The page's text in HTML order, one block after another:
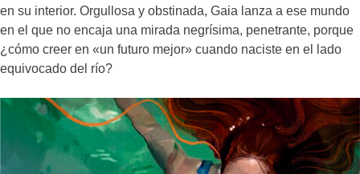
en su interior. Orgullosa y obstinada, Gaia lanza a ese mundo
en el que no encaja una mirada negrísima, penetrante, porque
¿cómo creer en «un futuro mejor» cuando naciste en el lado
equivocado del río?